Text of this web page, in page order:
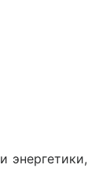
энергетики,